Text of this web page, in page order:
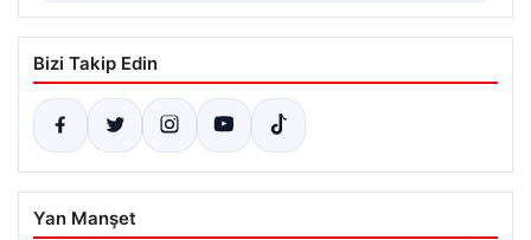
Bizi Takip Edin
Yan Manşet